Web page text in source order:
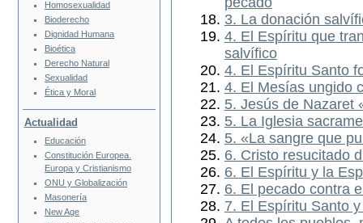
3. La donación
4. El Espíritu que
salvífico
4. El Espíritu Santo
4. El Mesías ungido
5. Jesús de Nazaret
5. La Iglesia
5. «La sangre que
6. Cristo resucitado
6. El Espíritu y la
6. El pecado contra
7. El Espíritu Santo
Homosexualidad
Bioderecho
Dignidad Humana
Bioética
Derecho Natural
Sexualidad
Ética y Moral
Actualidad
Educación
Constitución Europea.
Europa y Cristianismo
ONU y Globalización
Masonería
New Age